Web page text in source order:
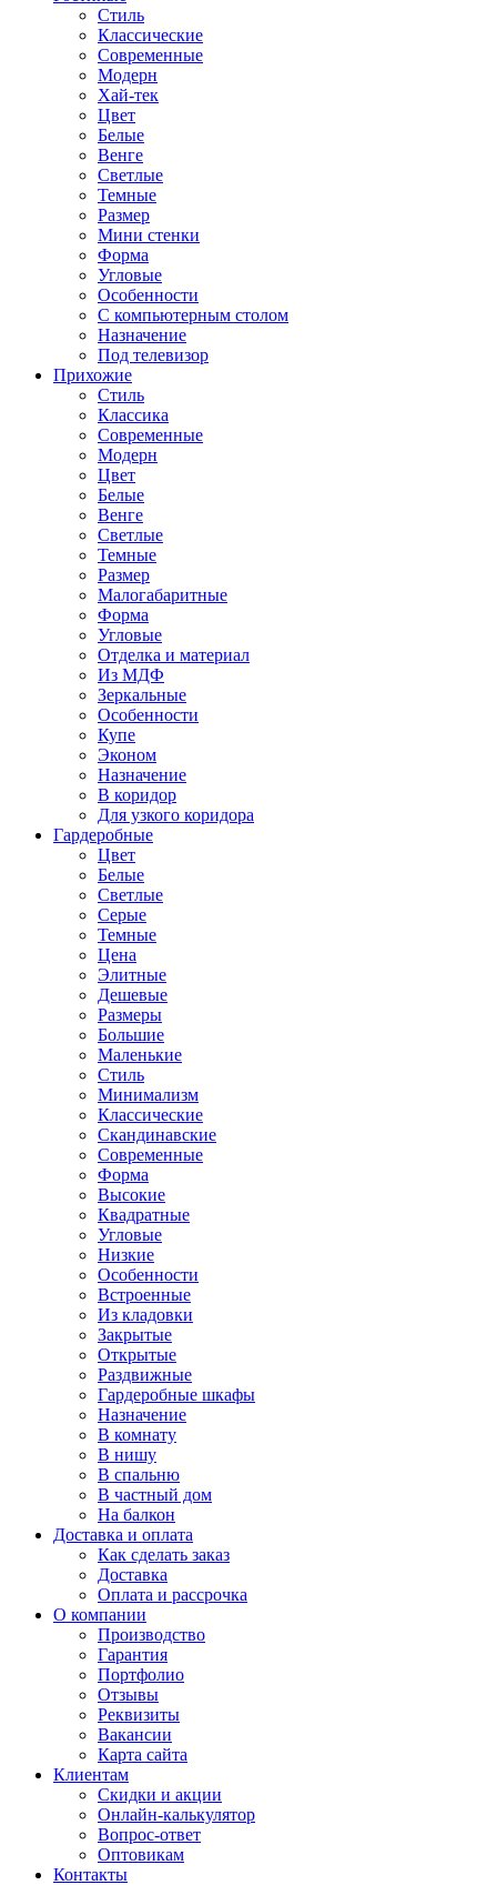
Стиль
Классические
Современные
Модерн
Хай-тек
Цвет
Белые
Венге
Светлые
Темные
Размер
Мини стенки
Форма
Угловые
Особенности
С компьютерным столом
Назначение
Под телевизор
Прихожие
Стиль
Классика
Современные
Модерн
Цвет
Белые
Венге
Светлые
Темные
Размер
Малогабаритные
Форма
Угловые
Отделка и материал
Из МДФ
Зеркальные
Особенности
Купе
Эконом
Назначение
В коридор
Для узкого коридора
Гардеробные
Цвет
Белые
Светлые
Серые
Темные
Цена
Элитные
Дешевые
Размеры
Большие
Маленькие
Стиль
Минимализм
Классические
Скандинавские
Современные
Форма
Высокие
Квадратные
Угловые
Низкие
Особенности
Встроенные
Из кладовки
Закрытые
Открытые
Раздвижные
Гардеробные шкафы
Назначение
В комнату
В нишу
В спальню
В частный дом
На балкон
Доставка и оплата
Как сделать заказ
Доставка
Оплата и рассрочка
О компании
Производство
Гарантия
Портфолио
Отзывы
Реквизиты
Вакансии
Карта сайта
Клиентам
Скидки и акции
Онлайн-калькулятор
Вопрос-ответ
Оптовикам
Контакты